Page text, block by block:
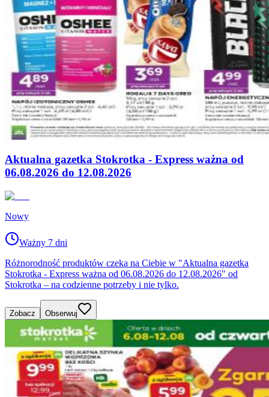
Aktualna gazetka Stokrotka - Express ważna od
06.08.2026 do 12.08.2026
Nowy
Ważny 7 dni
Różnorodność produktów czeka na Ciebie w "Aktualna gazetka
Stokrotka - Express ważna od 06.08.2026 do 12.08.2026" od
Stokrotka – na codzienne potrzeby i nie tylko.
Zobacz Obserwuj